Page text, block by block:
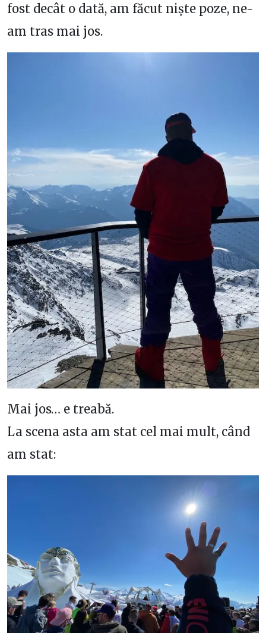
fost decât o dată, am făcut niște poze, ne-
am tras mai jos.
Mai jos… e treabă.
La scena asta am stat cel mai mult, când
am stat: